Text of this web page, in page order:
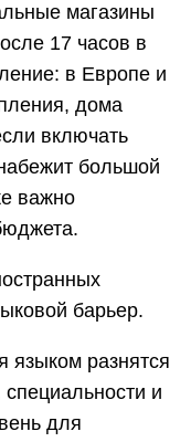
магазины
17 часов в
в Европе и
дома
включать
большой
важно
барьер.
языком разнятся
и
для